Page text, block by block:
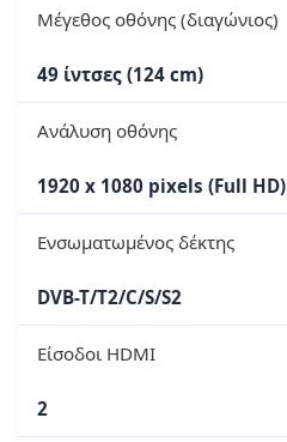
Μέγεθος οθόνης (διαγώνιος)
49 ίντσες (124 cm)
Ανάλυση οθόνης
1920 x 1080 pixels (Full HD)
Ενσωματωμένος δέκτης
DVB-T/T2/C/S/S2
Είσοδοι HDMI
2